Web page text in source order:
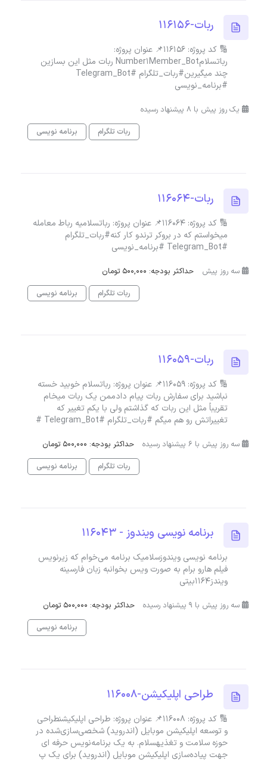
ربات-116156
🔢 کد پروژه: 116156📌 عنوان پروژه:
رباتسلامNumber1Member_Bot ربات مثل این بسازین
چند میگیرین#ربات_تلگرام #Telegram_Bot
#برنامه_نویسی
یک روز پیش با 8 پیشنهاد رسیده
ربات تلگرام
برنامه نویسی
ربات-116064
🔢 کد پروژه: 116064📌 عنوان پروژه: رباتسلامیه رباط معامله
میخواستم که در بروکر ترندو کار کنه#ربات_تلگرام
#Telegram_Bot #برنامه_نویسی
سه روز پیش
حداکثر بودجه: 500,000 تومان
ربات تلگرام
برنامه نویسی
ربات-116059
🔢 کد پروژه: 116059📌 عنوان پروژه: رباتسلام خوبید خسته
نباشید برای سفارش ربات پیام دادممن یک ربات میخام
تقریباً مثل این ربات که گذاشتم ولی با یکم تغییر که
تغییراتش رو هم میگم #ربات_تلگرام #Telegram_Bot #
سه روز پیش با 6 پیشنهاد رسیده
حداکثر بودجه: 500,000 تومان
ربات تلگرام
برنامه نویسی
برنامه نویسی ویندوز - 116043
برنامه نویسی ویندوزسلامیک برنامه می‌خوام که زیرنویس
فیلم هارو برام به صورت ویس بخوانبه زبان فارسینه
ویندز۱۱64بیتی
سه روز پیش با 9 پیشنهاد رسیده
حداکثر بودجه: 500,000 تومان
برنامه نویسی
طراحی اپلیکیشن-116008
🔢 کد پروژه: 116008📌 عنوان پروژه: طراحی اپلیکیشنطراحی
و توسعه اپلیکیشن موبایل (اندروید) شخصی‌سازی‌شده در
حوزه سلامت و تغذیهسلام. به یک برنامه‌نویس حرفه ای
جهت پیاده‌سازی اپلیکیشن موبایل (اندروید) برای یک پ